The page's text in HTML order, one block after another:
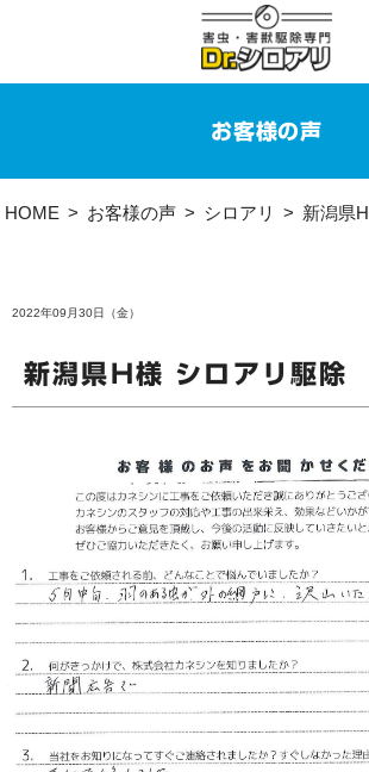
お客様の声
HOME お客様の声 シロアリ 新潟県
2022年09月30日（金）
新潟県H様 シロアリ駆除